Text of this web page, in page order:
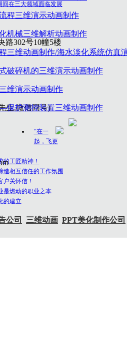
间在三大领域面临发展
路302号10幢5楼
生,微信同号)
“在一
起，飞更
的工匠精神！
相互信任的工作氛围
户关怀信！
是燃动的职业之本
的建立
公司 三维动画 PPT美化制作公司